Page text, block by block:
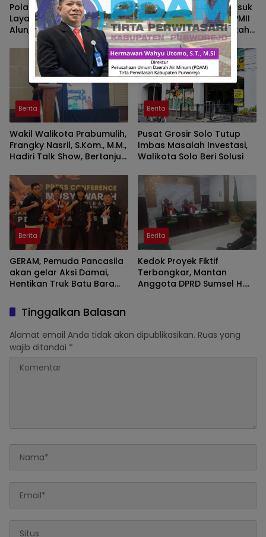
Polantas Brebes Buka
Layanan SIM Keliling di Alun
Alun, Polisi : Gelar Nobar
Kalau Ada Pertandingan
AFF
10 Kabupaten/Kota Masuk
Zona Merah Karhutla, PMII
Sumsel Desak Pemerintah
Perkuat Pencegahan
Berita
Wakil Walikota Prabumulih,
Frangky Nasril, S.Kom., M.M.,
Hadiri Talk Show, Bertanjuk
Bumi di SMAN 2 Prabumulih
Berita
Pusat Grosir Solo Tutup
Imbas Masalah Investasi,
Walikota Solo Beri Solusi
Berita
GERAM, Pemuda Pancasila
akan gelar Aksi Damai,
Hentikan Truk Batu Bara
Berita
Kedok Proyek Fiktif
Terbongkar, Mantan
Anggota DPRD Sumsel H.
Tinggalkan Balasan
Alamat email Anda tidak akan dipublikasikan. Ruas yang
wajib ditandai *